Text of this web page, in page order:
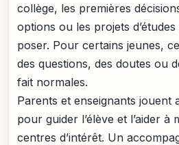
collège, les premières
options ou les projets
poser. Pour certains jeunes,
des questions, des doutes ou
fait normales.
Parents et enseignants jouent
pour guider l’élève et l’aider à
centres d’intérêt. Un